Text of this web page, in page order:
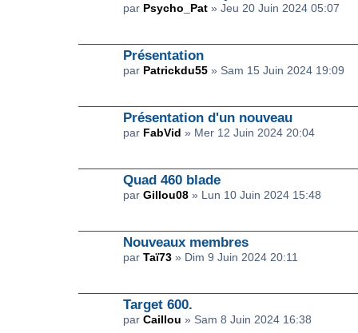
par Psycho_Pat » Jeu 20 Juin 2024 05:07
Présentation
par Patrickdu55 » Sam 15 Juin 2024 19:09
Présentation d'un nouveau
par FabVid » Mer 12 Juin 2024 20:04
Quad 460 blade
par Gillou08 » Lun 10 Juin 2024 15:48
Nouveaux membres
par Taï73 » Dim 9 Juin 2024 20:11
Target 600.
par Caillou » Sam 8 Juin 2024 16:38